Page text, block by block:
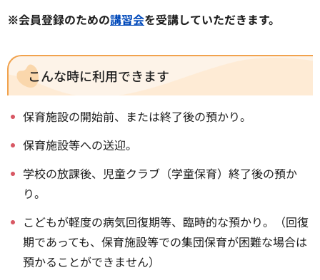
※会員登録のための講習会を受講していただきます。
こんな時に利用できます
保育施設の開始前、または終了後の預かり。
保育施設等への送迎。
学校の放課後、児童クラブ（学童保育）終了後の預か
り。
こどもが軽度の病気回復期等、臨時的な預かり。（回復
期であっても、保育施設等での集団保育が困難な場合は
預かることができません）